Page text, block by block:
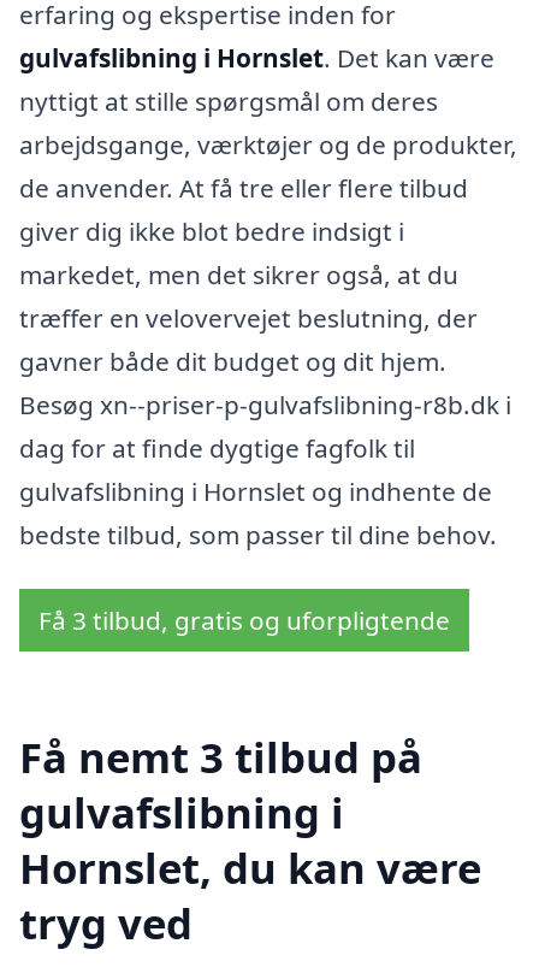
erfaring og ekspertise inden for
gulvafslibning i Hornslet. Det kan være
nyttigt at stille spørgsmål om deres
arbejdsgange, værktøjer og de produkter,
de anvender. At få tre eller flere tilbud
giver dig ikke blot bedre indsigt i
markedet, men det sikrer også, at du
træffer en velovervejet beslutning, der
gavner både dit budget og dit hjem.
Besøg xn--priser-p-gulvafslibning-r8b.dk i
dag for at finde dygtige fagfolk til
gulvafslibning i Hornslet og indhente de
bedste tilbud, som passer til dine behov.
Få 3 tilbud, gratis og uforpligtende
Få nemt 3 tilbud på
gulvafslibning i
Hornslet, du kan være
tryg ved